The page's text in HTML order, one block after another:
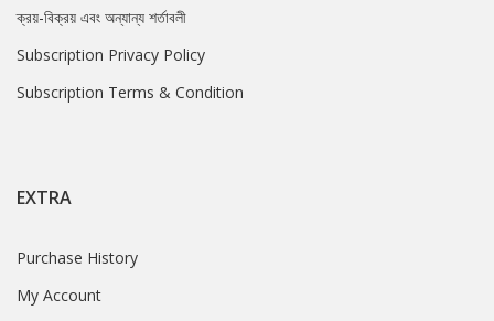
ক্রয়-বিক্রয় এবং অন্যান্য শর্তাবলী
Subscription Privacy Policy
Subscription Terms & Condition
EXTRA
Purchase History
My Account